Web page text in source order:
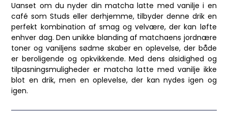
Uanset om du nyder din matcha latte med vanilje i en
café som Studs eller derhjemme, tilbyder denne drik en
perfekt kombination af smag og velvære, der kan løfte
enhver dag. Den unikke blanding af matchaens jordnære
toner og vaniljens sødme skaber en oplevelse, der både
er beroligende og opkvikkende. Med dens alsidighed og
tilpasningsmuligheder er matcha latte med vanilje ikke
blot en drik, men en oplevelse, der kan nydes igen og
igen.